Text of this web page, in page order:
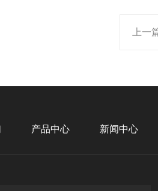
上一
产品中心 新闻中心